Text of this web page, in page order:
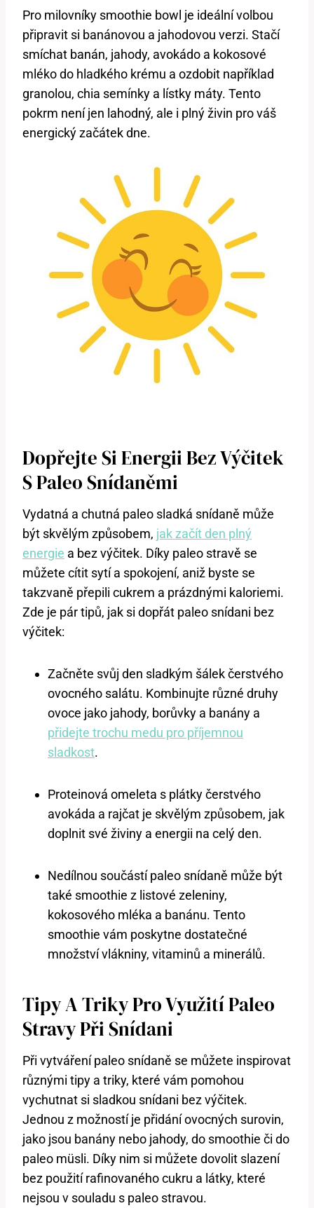
Pro milovníky smoothie bowl je ideální volbou
připravit si banánovou a jahodovou verzi. Stačí
smíchat banán, jahody, avokádo a kokosové
mléko do hladkého krému a ozdobit například
granolou, chia semínky a lístky máty. Tento
pokrm není jen lahodný, ale i plný živin pro váš
energický začátek dne.
Dopřejte Si Energii Bez Výčitek
S Paleo Snídaněmi
Vydatná a chutná paleo sladká snídaně může
být skvělým způsobem, jak začít den plný
energie a bez výčitek. Díky paleo stravě se
můžete cítit sytí a spokojení, aniž byste se
takzvaně přepili cukrem a prázdnými kaloriemi.
Zde je pár tipů, jak si dopřát paleo snídani bez
výčitek:
Začněte svůj den sladkým šálek čerstvého
ovocného salátu. Kombinujte různé druhy
ovoce jako jahody, borůvky a banány a
přidejte trochu medu pro příjemnou
sladkost.
Proteinová omeleta s plátky čerstvého
avokáda a rajčat je skvělým způsobem, jak
doplnit své živiny a energii na celý den.
Nedílnou součástí paleo snídaně může být
také smoothie z listové zeleniny,
kokosového mléka a banánu. Tento
smoothie vám poskytne dostatečné
množství vlákniny, vitaminů a minerálů.
Tipy A Triky Pro Využití Paleo
Stravy Při Snídani
Při vytváření paleo snídaně se můžete inspirovat
různými tipy a triky, které vám pomohou
vychutnat si sladkou snídani bez výčitek.
Jednou z možností je přidání ovocných surovin,
jako jsou banány nebo jahody, do smoothie či do
paleo müsli. Díky nim si můžete dovolit slazení
bez použití rafinovaného cukru a látky, které
nejsou v souladu s paleo stravou.